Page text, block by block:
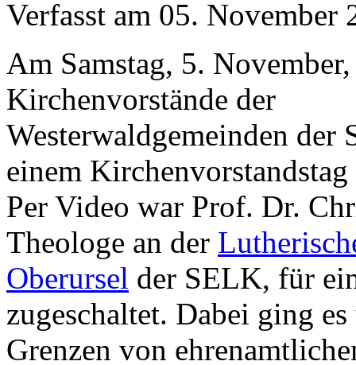
Verfasst am 05. November
Am Samstag, 5.
Kirchenvorstände der
Westerwaldgemeinden der
einem Kirchenvorstandstag
Per Video war Prof. Dr.
Theologe an der
Oberursel der SELK, für
zugeschaltet. Dabei ging
Grenzen von